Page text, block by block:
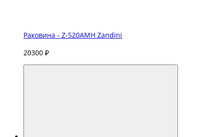
Раковина - Z-520AMH Zandini
20300 ₽